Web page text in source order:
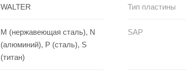
WALTER Тип пластины
M (нержавеющая сталь), N
(алюминий), P (сталь), S
(титан)
SAP